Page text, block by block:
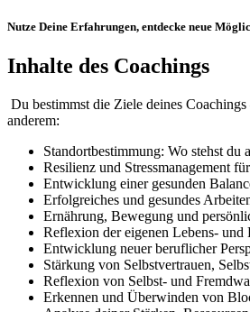
Nutze Deine Erfahrungen, entdecke neue
Inhalte des Coachings
Du bestimmst die Ziele deines
anderem:
Standortbestimmung: Wo stehst
Resilienz und Stressmanagement
Entwicklung einer gesunden
Erfolgreiches und gesundes
Ernährung, Bewegung und
Reflexion der eigenen Lebens-
Entwicklung neuer beruflicher
Stärkung von Selbstvertrauen,
Reflexion von Selbst- und
Erkennen und Überwinden von